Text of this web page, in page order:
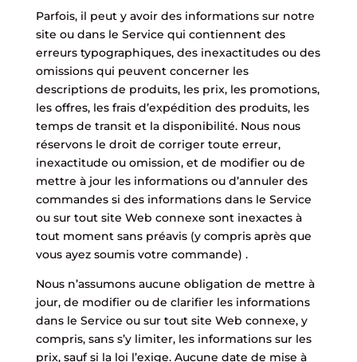
Parfois, il peut y avoir des informations sur notre
site ou dans le Service qui contiennent des
erreurs typographiques, des inexactitudes ou des
omissions qui peuvent concerner les
descriptions de produits, les prix, les promotions,
les offres, les frais d’expédition des produits, les
temps de transit et la disponibilité. Nous nous
réservons le droit de corriger toute erreur,
inexactitude ou omission, et de modifier ou de
mettre à jour les informations ou d’annuler des
commandes si des informations dans le Service
ou sur tout site Web connexe sont inexactes à
tout moment sans préavis (y compris après que
vous ayez soumis votre commande) .
Nous n’assumons aucune obligation de mettre à
jour, de modifier ou de clarifier les informations
dans le Service ou sur tout site Web connexe, y
compris, sans s’y limiter, les informations sur les
prix, sauf si la loi l’exige. Aucune date de mise à